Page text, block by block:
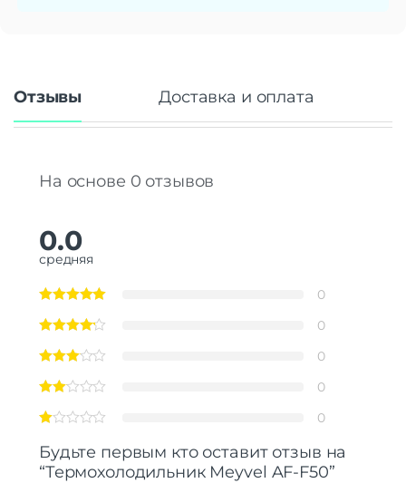
Отзывы Доставка и оплата
На основе 0 отзывов
0.0
средняя
0
0
0
0
0
Будьте первым кто оставит отзыв на
“Термохолодильник Meyvel AF-F50”